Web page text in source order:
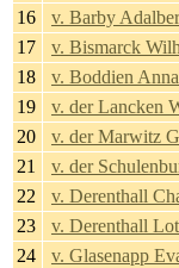
16
v. Barby
17
v. Bismarck
18
v. Boddien
19
v. der Lancken
20
v. der Marwitz
21
v. der
22
v. Derenthall
23
v. Derenthall
24
v. Glasenapp